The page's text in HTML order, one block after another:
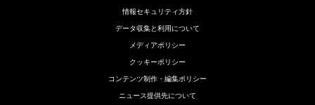
情報セキュリティ方針
データ収集と利用について
メディアポリシー
クッキーポリシー
コンテンツ制作・編集ポリシー
ニュース提供先について